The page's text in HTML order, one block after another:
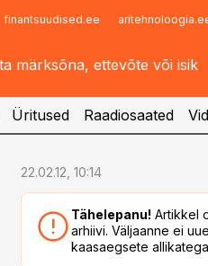
finantsuudised.ee
Infopank
Üritused Raadiosaated
22.02.12, 10:14
Tähelepanu! Artikkel
arhiivi. Väljaanne ei
kaasaegsete